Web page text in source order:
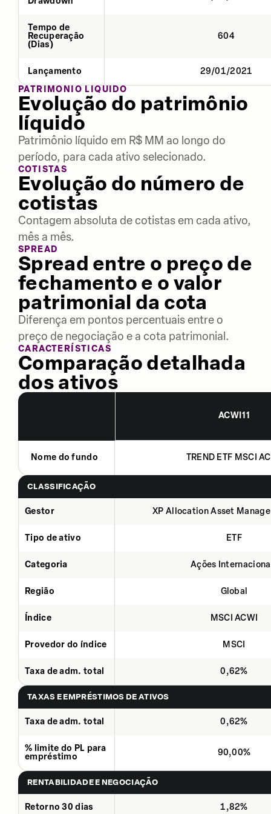
Tempo de
Recuperação
(Dias)
604
Lançamento
29/01/2021
PATRIMÔNIO LÍQUIDO
Evolução do patrimônio
líquido
Patrimônio líquido em R$ MM ao longo do
período, para cada ativo selecionado.
COTISTAS
Evolução do número de
cotistas
Contagem absoluta de cotistas em cada ativo,
mês a mês.
SPREAD
Spread entre o preço de
fechamento e o valor
patrimonial da cota
Diferença em pontos percentuais entre o
preço de negociação e a cota patrimonial.
CARACTERÍSTICAS
Comparação detalhada
dos ativos
ACWI11
Nome do fundo TREND ETF MSCI
CLASSIFICAÇÃO
Gestor XP Allocation Asset
Tipo de ativo ETF
Categoria Ações
Região Global
Índice MSCI ACWI
Provedor do índice MSCI
Taxa de adm. total 0,62%
TAXAS E EMPRÉSTIMOS DE ATIVOS
Taxa de adm. total 0,62%
% limite do PL para
empréstimo
90,00%
RENTABILIDADE E NEGOCIAÇÃO
Retorno 30 dias 1,82%